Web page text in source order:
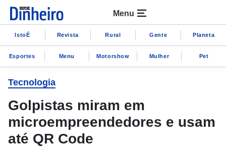
Menu
IstoÉ Revista Rural Gente Planeta
Esportes Menu Motorshow Mulher Pet
Tecnologia
Golpistas miram em
microempreendedores e usam
até QR Code